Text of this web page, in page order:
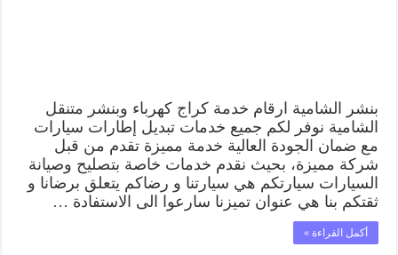
بنشر الشامية ارقام خدمة كراج كهرباء وبنشر متنقل
الشامية نوفر لكم جميع خدمات تبديل إطارات سيارات
مع ضمان الجودة العالية خدمة مميزة تقدم من قبل
شركة مميزة، بحيث نقدم خدمات خاصة بتصليح وصيانة
السيارات سيارتكم هي سيارتنا و رضاكم يتعلق برضانا و
ثقتكم بنا هي عنوان تميزنا سارعوا الى الاستفادة …
أكمل القراءة »